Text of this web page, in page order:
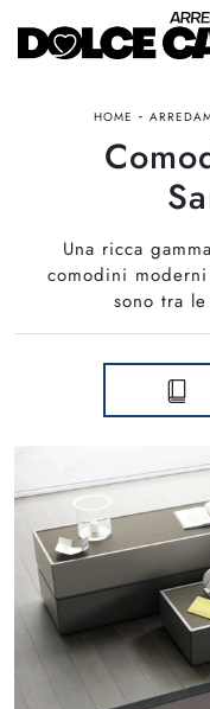
HOME -
Una ricca
comodini
sono tra